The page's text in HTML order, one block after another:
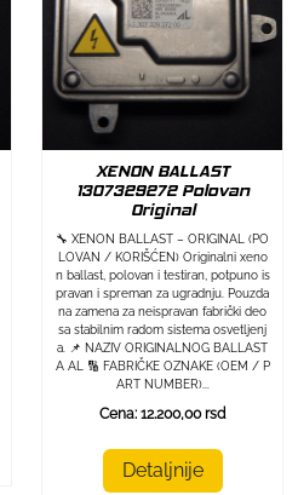
XENON BALLAST
1307329272 Polovan
Original
🔧 XENON BALLAST – ORIGINAL (PO
LOVAN / KORIŠĆEN) Originalni xeno
n ballast, polovan i testiran, potpuno is
pravan i spreman za ugradnju. Pouzda
na zamena za neispravan fabrički deo
sa stabilnim radom sistema osvetljenj
a. 📌 NAZIV ORIGINALNOG BALLAST
A AL 🔢 FABRIČKE OZNAKE (OEM / P
ART NUMBER)...
Cena: 12.200,00 rsd
Detaljnije